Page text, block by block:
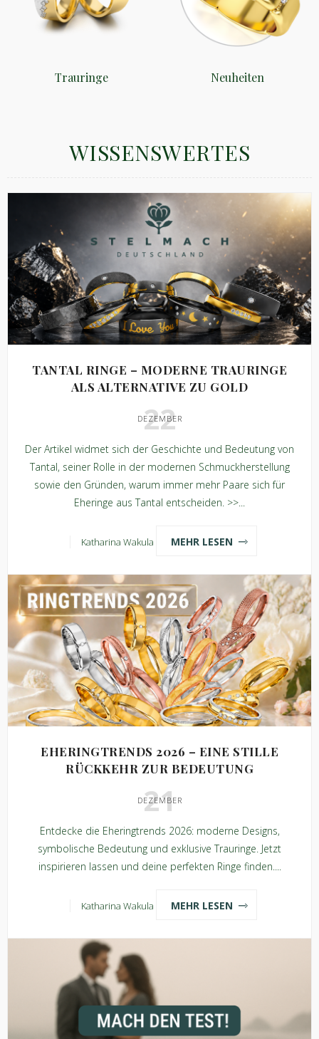
Trauringe Neuheiten
WISSENSWERTES
TANTAL RINGE – MODERNE TRAURINGE
ALS ALTERNATIVE ZU GOLD
22
DEZEMBER
Der Artikel widmet sich der Geschichte und Bedeutung von
Tantal, seiner Rolle in der modernen Schmuckherstellung
sowie den Gründen, warum immer mehr Paare sich für
Eheringe aus Tantal entscheiden. >>...
Katharina Wakula MEHR LESEN
EHERINGTRENDS 2026 – EINE STILLE
RÜCKKEHR ZUR BEDEUTUNG
21
DEZEMBER
Entdecke die Eheringtrends 2026: moderne Designs,
symbolische Bedeutung und exklusive Trauringe. Jetzt
inspirieren lassen und deine perfekten Ringe finden....
Katharina Wakula MEHR LESEN